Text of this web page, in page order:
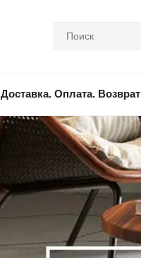
Доставка. Оплата. Возврат